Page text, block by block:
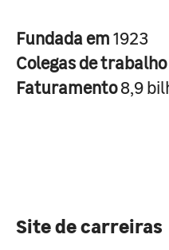
Fundada em1923
Colegas de trabalho
Faturamento8,9
Site de carreiras